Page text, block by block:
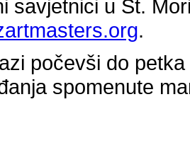
savjetnici u St.
.
počevši do
spomenute